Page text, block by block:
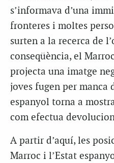
s’informava d’una
fronteres i moltes
surten a la recerca de
conseqüència, el
projecta una imatge
joves fugen per manca
espanyol torna a
com efectua
A partir d’aquí, les
Marroc i l’Estat